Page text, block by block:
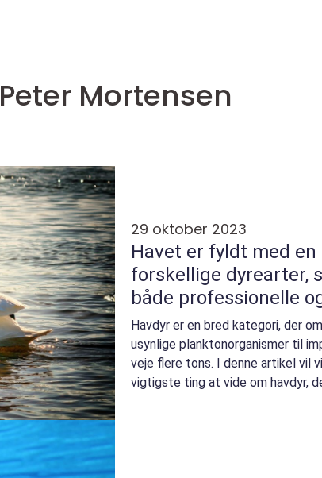
Peter Mortensen
29 oktober 2023
Havet er fyldt med
forskellige dyrearter,
både professionelle
for dyreverdenen
Havdyr er en bred kategori, der
usynlige planktonorganismer til
veje flere tons. I denne artikel vil
vigtigste ting at vide om havdyr,